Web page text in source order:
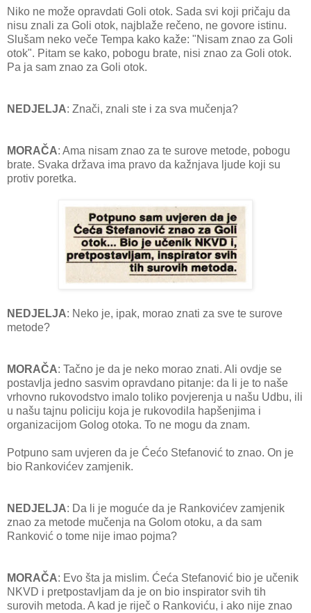
Niko ne može opravdati Goli otok. Sada svi koji pričaju da
nisu znali za Goli otok, najblaže rečeno, ne govore istinu.
Slušam neko veče Tempa kako kaže: "Nisam znao za Goli
otok". Pitam se kako, pobogu brate, nisi znao za Goli otok.
Pa ja sam znao za Goli otok.
NEDJELJA: Znači, znali ste i za sva mučenja?
MORAČA: Ama nisam znao za te surove metode, pobogu
brate. Svaka država ima pravo da kažnjava ljude koji su
protiv poretka.
NEDJELJA: Neko je, ipak, morao znati za sve te surove
metode?
MORAČA: Tačno je da je neko morao znati. Ali ovdje se
postavlja jedno sasvim opravdano pitanje: da li je to naše
vrhovno rukovodstvo imalo toliko povjerenja u našu Udbu, ili
u našu tajnu policiju koja je rukovodila hapšenjima i
organizacijom Golog otoka. To ne mogu da znam.
Potpuno sam uvjeren da je Ćećo Stefanović to znao. On je
bio Rankovićev zamjenik.
NEDJELJA: Da li je moguće da je Rankovićev zamjenik
znao za metode mučenja na Golom otoku, a da sam
Ranković o tome nije imao pojma?
MORAČA: Evo šta ja mislim. Ćeća Stefanović bio je učenik
NKVD i pretpostavljam da je on bio inspirator svih tih
surovih metoda. A kad je riječ o Rankoviću, i ako nije znao